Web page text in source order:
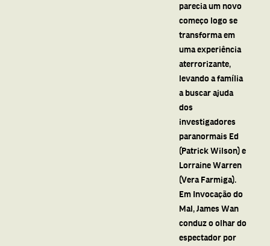
parecia um novo
começo logo se
transforma em
uma experiência
aterrorizante,
levando a família
a buscar ajuda
dos
investigadores
paranormais Ed
(Patrick Wilson) e
Lorraine Warren
(Vera Farmiga).
Em Invocação do
Mal, James Wan
conduz o olhar do
espectador por